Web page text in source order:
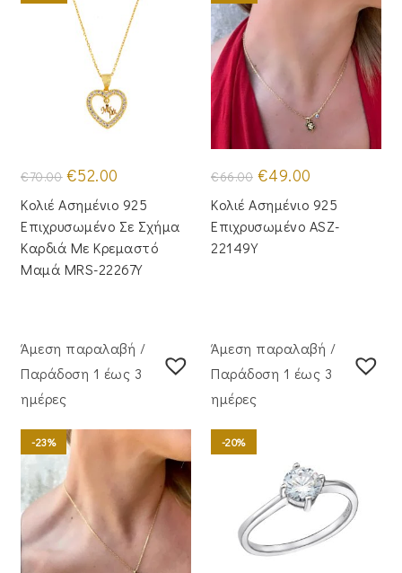
€70.00 Original
price
€70.00.
€52.00
τιμή
είναι:
€52.00.
Κολιέ Ασημένιο 925
Επιχρυσωμένο Σε Σχήμα
Καρδιά Με Κρεμαστό
Μαμά MRS-22267Y
€66.00 Original
price
€66.00.
€49.00
τιμή
είναι:
€49.00.
Κολιέ Ασημένιο 925
Επιχρυσωμένο ASZ-
22149Y
Άμεση παραλαβή /
Παράδoση 1 έως 3
ημέρες
-23%
Άμεση παραλαβή /
Παράδoση 1 έως 3
ημέρες
-20%